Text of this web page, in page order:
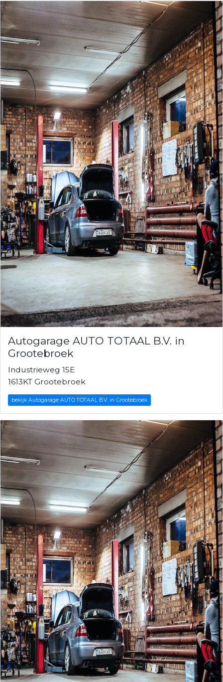
Autogarage AUTO TOTAAL B.V. in
Grootebroek
Industrieweg 15E
1613KT Grootebroek
bekijk Autogarage AUTO TOTAAL B.V. in Grootebroek